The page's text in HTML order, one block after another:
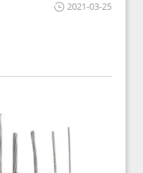
2021-03-25